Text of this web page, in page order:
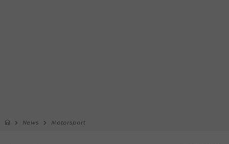
News Motorsport